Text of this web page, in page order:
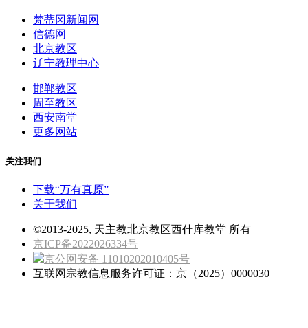
梵蒂冈新闻网
信德网
北京教区
辽宁教理中心
邯郸教区
周至教区
西安南堂
更多网站
关注我们
下载“万有真原”
关于我们
©2013-2025, 天主教北京教区西什库教堂 所有
京ICP备2022026334号
京公网安备 11010202010405号
互联网宗教信息服务许可证：京（2025）0000030